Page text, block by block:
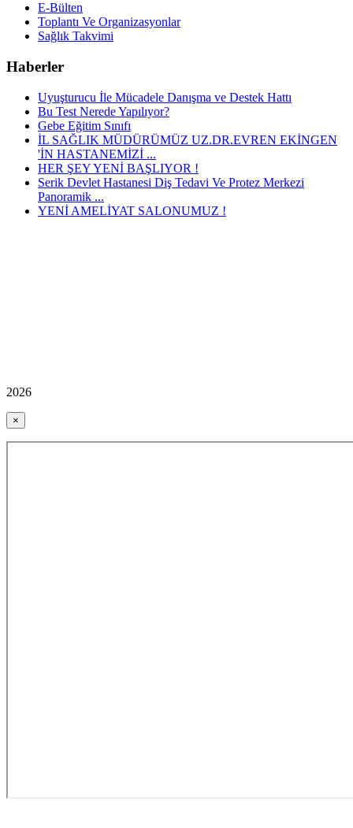
E-Bülten
Toplantı Ve Organizasyonlar
Sağlık Takvimi
Haberler
Uyuşturucu İle Mücadele Danışma ve Destek Hattı
Bu Test Nerede Yapılıyor?
Gebe Eğitim Sınıfı
İL SAĞLIK MÜDÜRÜMÜZ UZ.DR.EVREN EKİNGEN
'İN HASTANEMİZİ ...
HER ŞEY YENİ BAŞLIYOR !
Serik Devlet Hastanesi Diş Tedavi Ve Protez Merkezi
Panoramik ...
YENİ AMELİYAT SALONUMUZ !
2026
×